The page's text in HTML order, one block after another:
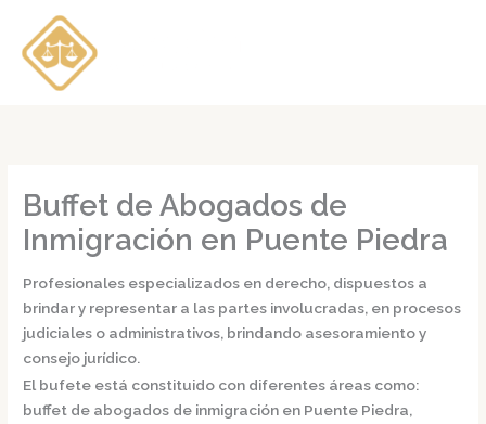
contenido
Buffet de Abogados de
Inmigración en Puente Piedra
Profesionales especializados en derecho, dispuestos a
brindar y representar a las partes involucradas, en procesos
judiciales o administrativos, brindando asesoramiento y
consejo jurídico.
El bufete está constituido con diferentes áreas como:
buffet de abogados de inmigración en Puente Piedra,